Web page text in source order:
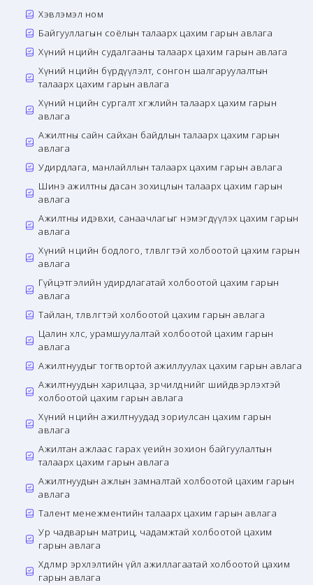
Хэвлэмэл ном
Байгууллагын соёлын талаарх цахим гарын авлага
Хүний нөөцийн судалгааны талаарх цахим гарын авлага
Хүний нөөцийн бүрдүүлэлт, сонгон шалгаруулалтын
талаарх цахим гарын авлага
Хүний нөөцийн сургалт хөгжлийн талаарх цахим гарын
авлага
Ажилтны сайн сайхан байдлын талаарх цахим гарын
авлага
Удирдлага, манлайллын талаарх цахим гарын авлага
Шинэ ажилтны дасан зохицлын талаарх цахим гарын
авлага
Ажилтны идэвхи, санаачлагыг нэмэгдүүлэх цахим гарын
авлага
Хүний нөөцийн бодлого, төлөвлөгөөтэй холбоотой цахим гарын
авлага
Гүйцэтгэлийн удирдлагатай холбоотой цахим гарын
авлага
Тайлан, төлөвлөгөөтэй холбоотой цахим гарын авлага
Цалин хөлс, урамшуулалтай холбоотой цахим гарын
авлага
Ажилтнуудыг тогтвортой ажиллуулах цахим гарын авлага
Ажилтнуудын харилцаа, зөрчилдөөнийг шийдвэрлэхтэй
холбоотой цахим гарын авлага
Хүний нөөцийн ажилтнуудад зориулсан цахим гарын
авлага
Ажилтан ажлаас гарах үеийн зохион байгуулалтын
талаарх цахим гарын авлага
Ажилтнуудын ажлын замналтай холбоотой цахим гарын
авлага
Талент менежментийн талаарх цахим гарын авлага
Ур чадварын матриц, чадамжтай холбоотой цахим
гарын авлага
Хөдөлмөр эрхлэлтийн үйл ажиллагаатай холбоотой цахим
гарын авлага